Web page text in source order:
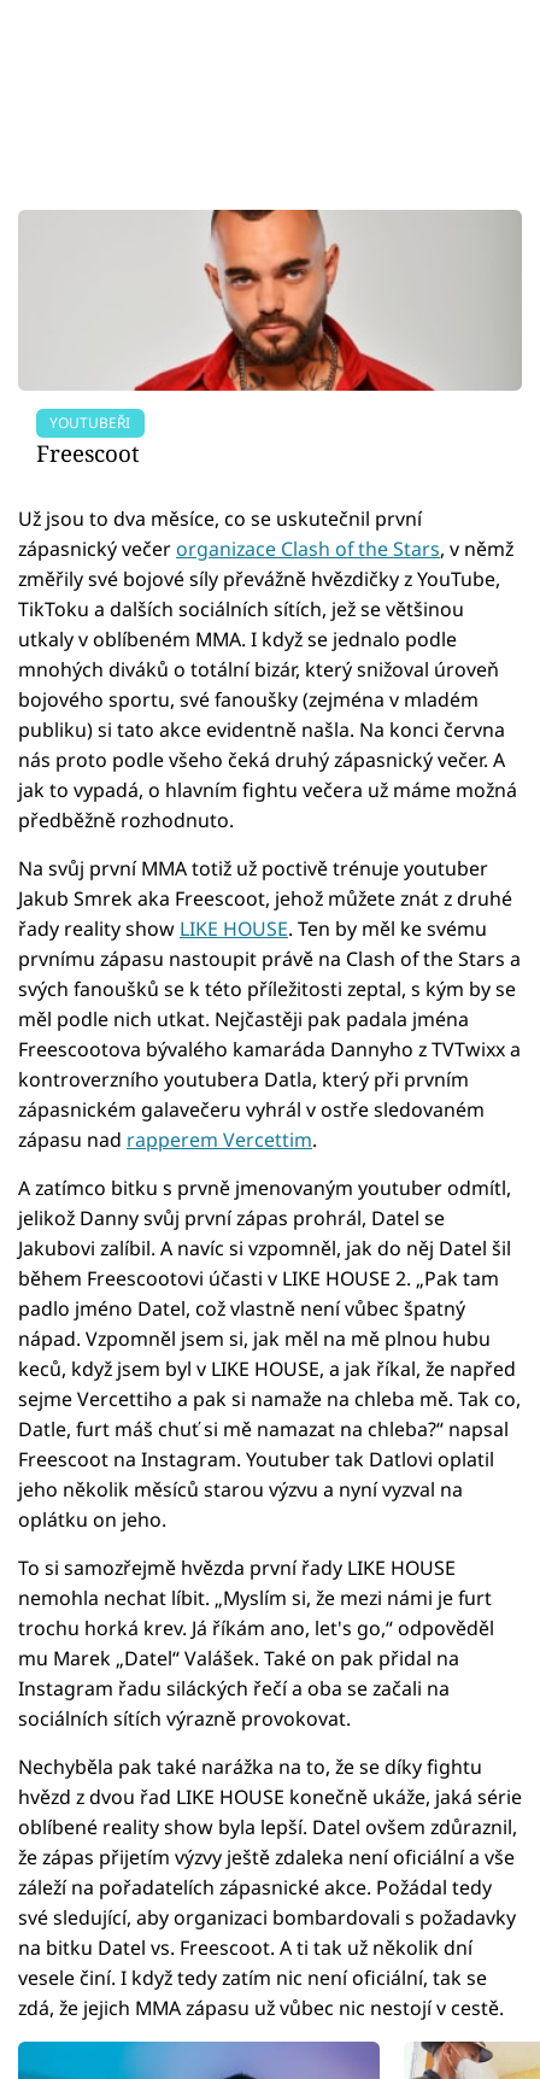
YOUTUBEŘI
Freescoot
Už jsou to dva měsíce, co se uskutečnil první
zápasnický večerorganizace Clash of the Stars, v němž
změřily své bojové síly převážně hvězdičky z YouTube,
TikToku a dalších sociálních sítích, jež se většinou
utkaly v oblíbeném MMA. I když se jednalo podle
mnohých diváků o totální bizár, který snižoval úroveň
bojového sportu, své fanoušky (zejména v mladém
publiku) si tato akce evidentně našla. Na konci června
nás proto podle všeho čeká druhý zápasnický večer. A
jak to vypadá, o hlavním fightu večera už máme možná
předběžně rozhodnuto.
Na svůj první MMA totiž už poctivě trénuje youtuber
Jakub Smrek aka Freescoot, jehož můžete znát z druhé
řady reality show LIKE HOUSE. Ten by měl ke svému
prvnímu zápasu nastoupit právě na Clash of the Stars a
svých fanoušků se k této příležitosti zeptal, s kým by se
měl podle nich utkat. Nejčastěji pak padala jména
Freescootova bývalého kamaráda Dannyho z TVTwixx a
kontroverzního youtubera Datla, který při prvním
zápasnickém galavečeru vyhrál v ostře sledovaném
zápasu nad rapperem Vercettim.
A zatímco bitku s prvně jmenovaným youtuber odmítl,
jelikož Danny svůj první zápas prohrál, Datel se
Jakubovi zalíbil. A navíc si vzpomněl, jak do něj Datel šil
během Freescootovi účasti v LIKE HOUSE 2. „Pak tam
padlo jméno Datel, což vlastně není vůbec špatný
nápad. Vzpomněl jsem si, jak měl na mě plnou hubu
keců, když jsem byl v LIKE HOUSE, a jak říkal, že napřed
sejme Vercettiho a pak si namaže na chleba mě. Tak co,
Datle, furt máš chuť si mě namazat na chleba?“ napsal
Freescoot na Instagram. Youtuber tak Datlovi oplatil
jeho několik měsíců starou výzvu a nyní vyzval na
oplátku on jeho.
To si samozřejmě hvězda první řady LIKE HOUSE
nemohla nechat líbit. „Myslím si, že mezi námi je furt
trochu horká krev. Já říkám ano, let's go,“ odpověděl
mu Marek „Datel“ Valášek. Také on pak přidal na
Instagram řadu siláckých řečí a oba se začali na
sociálních sítích výrazně provokovat.
Nechyběla pak také narážka na to, že se díky fightu
hvězd z dvou řad LIKE HOUSE konečně ukáže, jaká série
oblíbené reality show byla lepší. Datel ovšem zdůraznil,
že zápas přijetím výzvy ještě zdaleka není oficiální a vše
záleží na pořadatelích zápasnické akce. Požádal tedy
své sledující, aby organizaci bombardovali s požadavky
na bitku Datel vs. Freescoot. A ti tak už několik dní
vesele činí. I když tedy zatím nic není oficiální, tak se
zdá, že jejich MMA zápasu už vůbec nic nestojí v cestě.